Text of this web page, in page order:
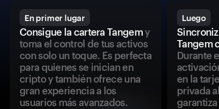
En primer lugar
Consigue la cartera Tangemy
toma el control de tus activos
con solo un toque. Es perfecta
para quienes se inician en
cripto y también ofrece una
gran experiencia a los
usuarios más avanzados.
Luego
Tangem
Durante
en la
privada